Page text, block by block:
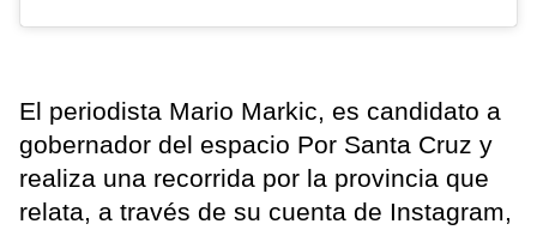
El periodista Mario Markic, es candidato a
gobernador del espacio Por Santa Cruz y
realiza una recorrida por la provincia que
relata, a través de su cuenta de Instagram,